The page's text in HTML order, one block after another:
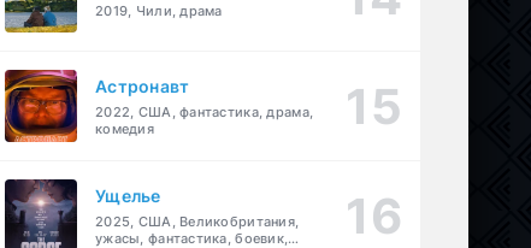
2019, Чили, драма
Астронавт
2022, США, фантастика, драма,
комедия
Ущелье
2025, США, Великобритания,
ужасы, фантастика, боевик,